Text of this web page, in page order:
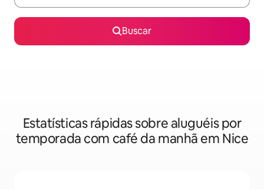
Buscar
Estatísticas rápidas sobre aluguéis por
temporada com café da manhã em Nice